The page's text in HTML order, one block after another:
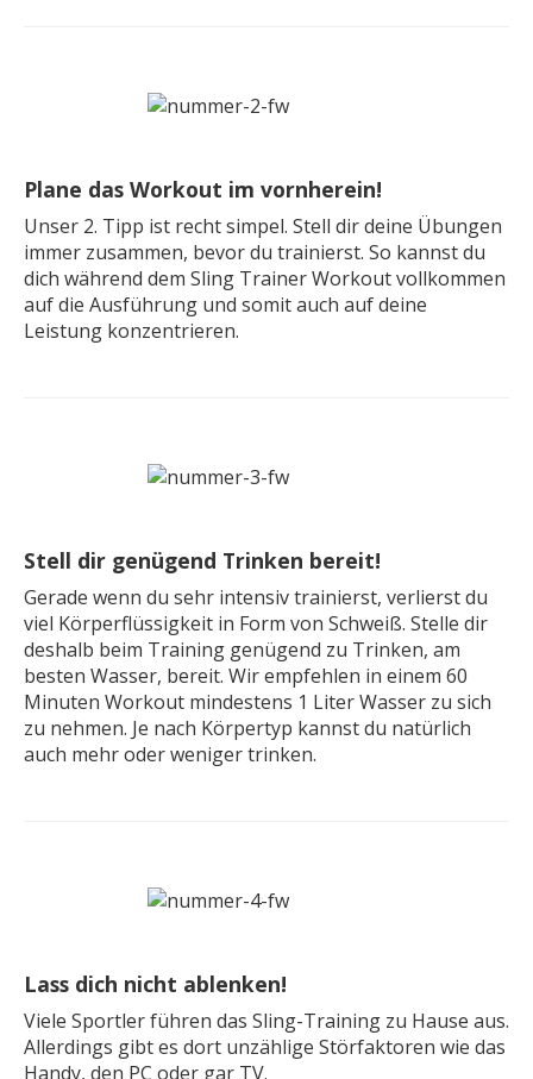
Plane das Workout im vornherein!
Unser 2. Tipp ist recht simpel. Stell dir deine Übungen
immer zusammen, bevor du trainierst. So kannst du
dich während dem Sling Trainer Workout vollkommen
auf die Ausführung und somit auch auf deine
Leistung konzentrieren.
Stell dir genügend Trinken bereit!
Gerade wenn du sehr intensiv trainierst, verlierst du
viel Körperflüssigkeit in Form von Schweiß. Stelle dir
deshalb beim Training genügend zu Trinken, am
besten Wasser, bereit. Wir empfehlen in einem 60
Minuten Workout mindestens 1 Liter Wasser zu sich
zu nehmen. Je nach Körpertyp kannst du natürlich
auch mehr oder weniger trinken.
Lass dich nicht ablenken!
Viele Sportler führen das Sling-Training zu Hause aus.
Allerdings gibt es dort unzählige Störfaktoren wie das
Handy, den PC oder gar TV.